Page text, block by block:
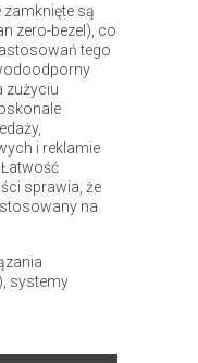
są
zero-bezel), co
tego
zużyciu
i reklamie
sprawia, że
na
systemy